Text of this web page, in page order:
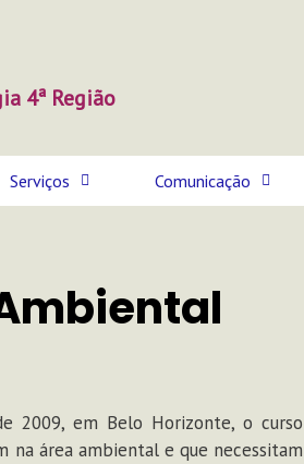
4ª Região
Serviços Comunicação
2009, em Belo Horizonte, o curso
na área ambiental e que necessitam